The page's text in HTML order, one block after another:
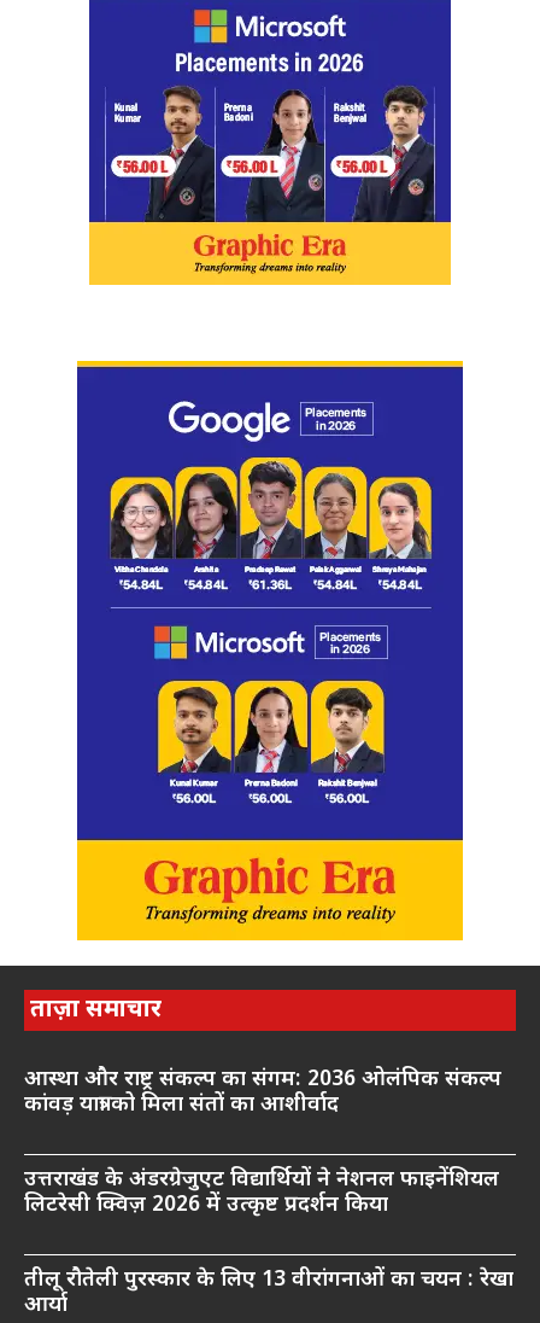
ताज़ा समाचार
आस्था और राष्ट्र संकल्प का संगम: 2036 ओलंपिक संकल्प
कांवड़ यात्रा को मिला संतों का आशीर्वाद
उत्तराखंड के अंडरग्रेजुएट विद्यार्थियों ने नेशनल फाइनेंशियल
लिटरेसी क्विज़ 2026 में उत्कृष्ट प्रदर्शन किया
तीलू रौतेली पुरस्कार के लिए 13 वीरांगनाओं का चयन : रेखा
आर्या